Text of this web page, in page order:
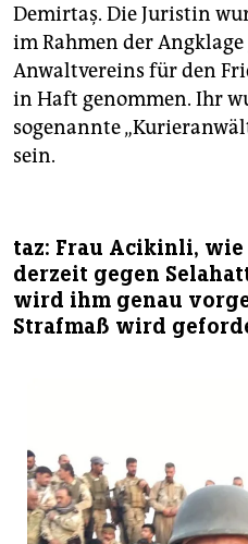
Demirtaş. Die Juristin
im Rahmen der
Anwaltvereins für den
in Haft genommen. Ihr
sogenannte
sein.
taz: Frau Acikinli,
derzeit gegen
wird ihm genau
Strafmaß wird